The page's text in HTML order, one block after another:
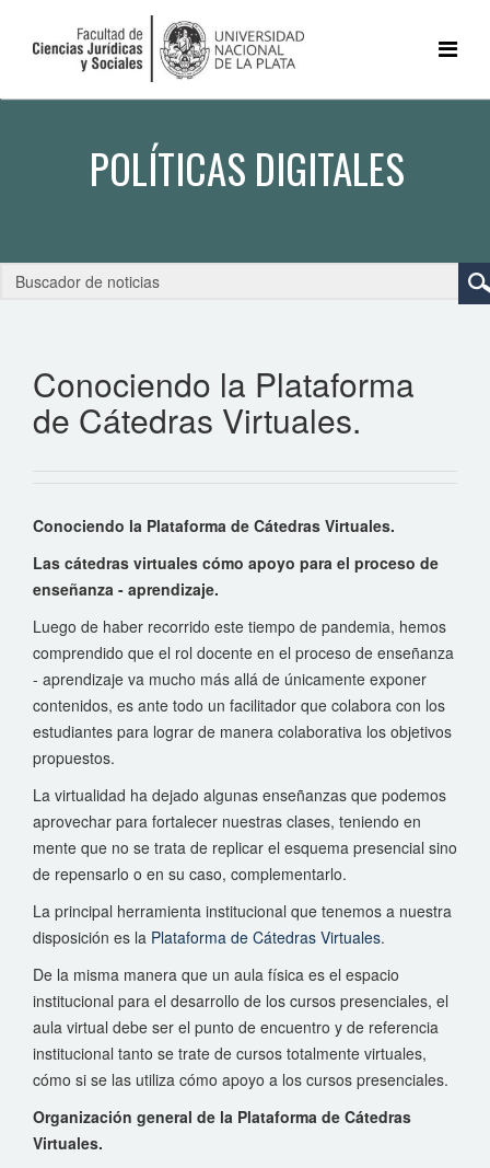
Conociendo la Plataforma
de Cátedras Virtuales.
Conociendo la Plataforma de Cátedras Virtuales.
Las cátedras virtuales cómo apoyo para el proceso de
enseñanza - aprendizaje.
Luego de haber recorrido este tiempo de pandemia, hemos
comprendido que el rol docente en el proceso de enseñanza
- aprendizaje va mucho más allá de únicamente exponer
contenidos, es ante todo un facilitador que colabora con los
estudiantes para lograr de manera colaborativa los objetivos
propuestos.
La virtualidad ha dejado algunas enseñanzas que podemos
aprovechar para fortalecer nuestras clases, teniendo en
mente que no se trata de replicar el esquema presencial sino
de repensarlo o en su caso, complementarlo.
La principal herramienta institucional que tenemos a nuestra
disposición es la Plataforma de Cátedras Virtuales.
De la misma manera que un aula física es el espacio
institucional para el desarrollo de los cursos presenciales, el
aula virtual debe ser el punto de encuentro y de referencia
institucional tanto se trate de cursos totalmente virtuales,
cómo si se las utiliza cómo apoyo a los cursos presenciales.
Organización general de la Plataforma de Cátedras
Virtuales.